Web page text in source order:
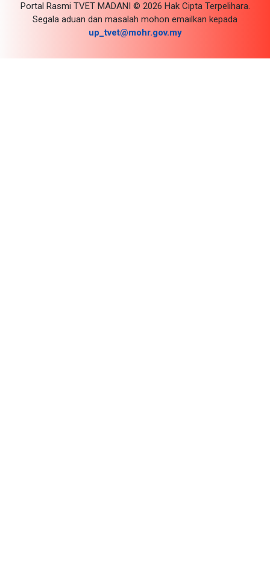
Portal Rasmi TVET MADANI © 2026 Hak Cipta Terpelihara.
Segala aduan dan masalah mohon emailkan kepada
up_tvet@mohr.gov.my